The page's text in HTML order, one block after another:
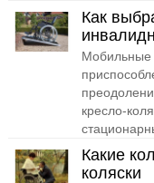
Как
Мобильные
кресло-
Какие
коляски